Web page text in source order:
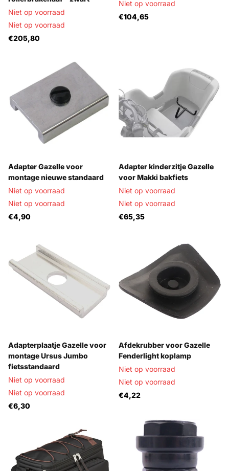
Niet op voorraad
Niet op voorraad
€205,80
Niet op voorraad
€104,65
Adapter Gazelle voor
montage nieuwe standaard
Niet op voorraad
Niet op voorraad
€4,90
Adapter kinderzitje Gazelle
voor Makki bakfiets
Niet op voorraad
Niet op voorraad
€65,35
Adapterplaatje Gazelle voor
montage Ursus Jumbo
fietsstandaard
Niet op voorraad
Niet op voorraad
€6,30
Afdekrubber voor Gazelle
Fenderlight koplamp
Niet op voorraad
Niet op voorraad
€4,22